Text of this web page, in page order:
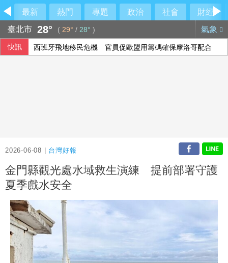
最新 熱門 專題 政治 社會
財經
臺北市 28° ( 29° / 28° ) 氣象
快訊 西班牙飛地移民危機 官員促歐盟用籌碼確保摩洛哥配合
2026-06-08 | 台灣好報
金門縣觀光處水域救生演練 提前部署守護
夏季戲水安全